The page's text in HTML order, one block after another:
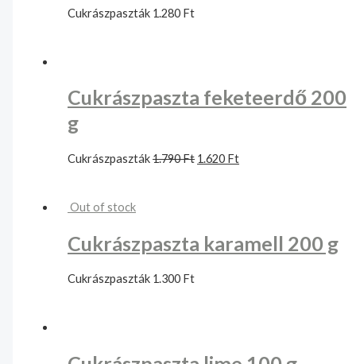
Cukrászpaszták 1.280 Ft
Cukrászpaszta feketeerdő 200
g
Cukrászpaszták1.790Ft 1.620 Ft
Out of stock
Cukrászpaszta karamell 200 g
Cukrászpaszták 1.300 Ft